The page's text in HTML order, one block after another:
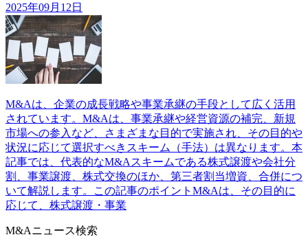
2025年09月12日
M&Aは、企業の成長戦略や事業承継の手段として広く活用
されています。M&Aは、事業承継や経営資源の補完、新規
市場への参入など、さまざまな目的で実施され、その目的や
状況に応じて選択すべきスキーム（手法）は異なります。本
記事では、代表的なM&Aスキームである株式譲渡や会社分
割、事業譲渡、株式交換のほか、第三者割当増資、合併につ
いて解説します。この記事のポイントM&Aは、その目的に
応じて、株式譲渡・事業
M&Aニュース検索